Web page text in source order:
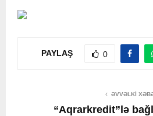
PAYLAŞ 0
ƏVVƏLKI
“Aqrarkredit”lə